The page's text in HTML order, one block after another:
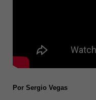
Por Sergio Vegas